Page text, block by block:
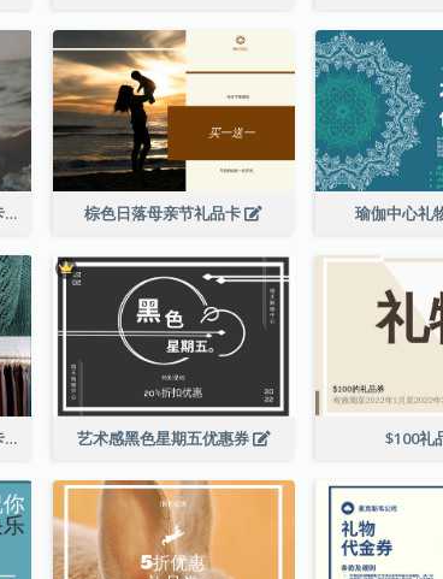
简单的白色母亲节照片礼品卡 棕色日落母亲节礼品卡 瑜伽中心礼
黑色购物写真新年促销礼品卡 艺术感黑色星期五优惠券 $100礼